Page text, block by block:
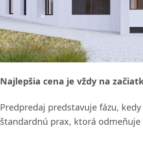
Najlepšia cena je vždy na
Predpredaj predstavuje fázu,
štandardnú prax, ktorá